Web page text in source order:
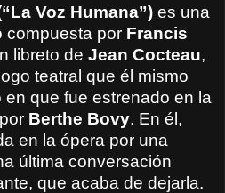
Voz Humana”) es una
compuesta por Francis
libreto de Jean Cocteau,
teatral que él mismo
que fue estrenado en la
por Berthe Bovy. En él,
en la ópera por una
última conversación
que acaba de dejarla.